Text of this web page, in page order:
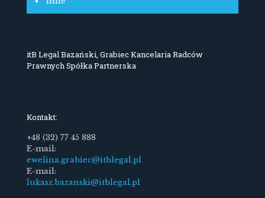
itB Legal Bazański, Grabiec Kancelaria Radców
Prawnych Spółka Partnerska
Kontakt:
+48 (32) 77 45 888
E-mail:
ewelina.grabiec@itblegal.pl
E-mail:
lukasz.bazanski@itblegal.pl